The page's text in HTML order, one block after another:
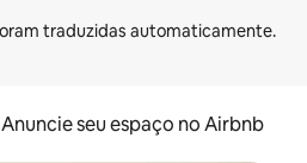
Anuncie seu espaço no Airbnb